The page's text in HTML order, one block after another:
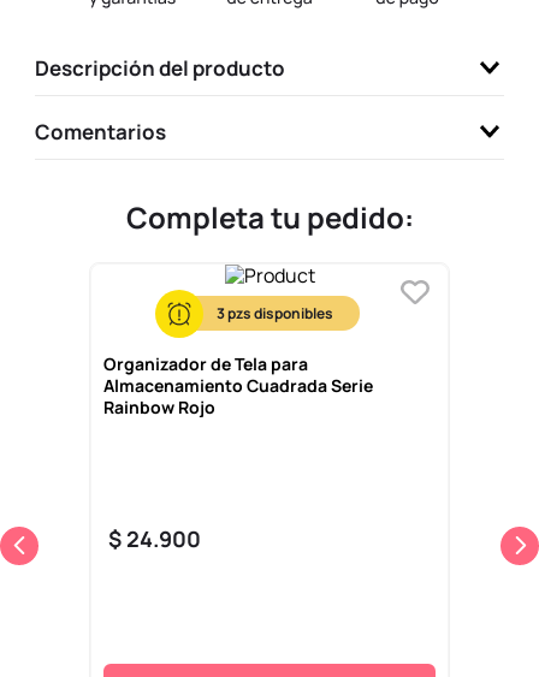
Descripción del producto
Comentarios
Completa tu pedido:
3
Organizador de Tela para
Almacenamiento Cuadrada Serie
Rainbow Rojo
$ 24.900
10. one piece